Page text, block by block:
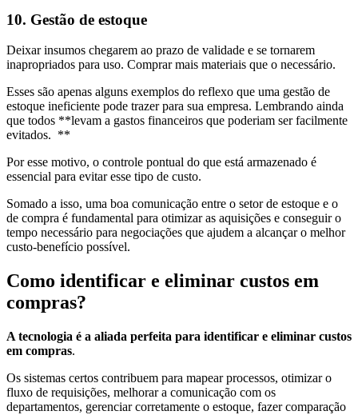
10. Gestão de estoque
Deixar insumos chegarem ao prazo de validade e se tornarem
inapropriados para uso. Comprar mais materiais que o necessário.
Esses são apenas alguns exemplos do reflexo que uma gestão de
estoque ineficiente pode trazer para sua empresa. Lembrando ainda
que todos **levam a gastos financeiros que poderiam ser facilmente
evitados. **
Por esse motivo, o controle pontual do que está armazenado é
essencial para evitar esse tipo de custo.
Somado a isso, uma boa comunicação entre o setor de estoque e o
de compra é fundamental para otimizar as aquisições e conseguir o
tempo necessário para negociações que ajudem a alcançar o melhor
custo-benefício possível.
Como identificar e eliminar custos em
compras?
A tecnologia é a aliada perfeita para identificar e eliminar custos
em compras.
Os sistemas certos contribuem para mapear processos, otimizar o
fluxo de requisições, melhorar a comunicação com os
departamentos, gerenciar corretamente o estoque, fazer comparação